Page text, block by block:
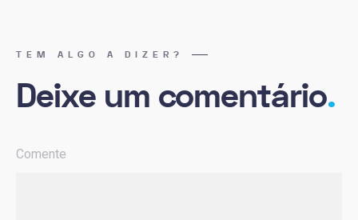
TEM ALGO A DIZER?
Deixe um comentário.
Comente